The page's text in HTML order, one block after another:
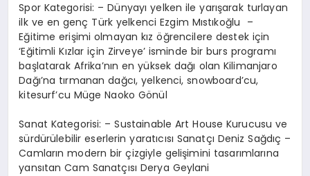
Spor Kategorisi: – Dünyayı yelken ile yarışarak turlayan
ilk ve en genç Türk yelkenci Ezgim Mıstıkoğlu –
Eğitime erişimi olmayan kız öğrencilere destek için
‘Eğitimli Kızlar için Zirveye’ isminde bir burs programı
başlatarak Afrika’nın en yüksek dağı olan Kilimanjaro
Dağı’na tırmanan dağcı, yelkenci, snowboard’cu,
kitesurf’cu Müge Naoko Gönül
Sanat Kategorisi: – Sustainable Art House Kurucusu ve
sürdürülebilir eserlerin yaratıcısı Sanatçı Deniz Sağdıç –
Camların modern bir çizgiyle gelişimini tasarımlarına
yansıtan Cam Sanatçısı Derya Geylani